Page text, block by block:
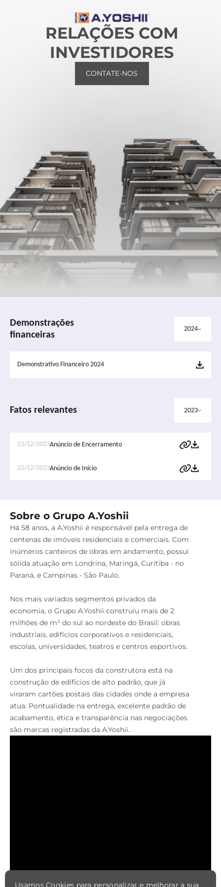
RELAÇÕES COM
INVESTIDORES
CONTATE-NOS
Demonstrações
financeiras
2024
Demonstrativo Financeiro 2024
Fatos relevantes 2023
22/12/2023Anúncio de Encerramento
22/12/2023Anúncio de Início
Sobre o Grupo A.Yoshii
Há 58 anos, a A.Yoshii é responsável pela entrega de
centenas de imóveis residenciais e comerciais. Com
inúmeros canteiros de obras em andamento, possui
sólida atuação em Londrina, Maringá, Curitiba - no
Paraná, e Campinas - São Paulo.
Nos mais variados segmentos privados da
economia, o Grupo A.Yoshii construiu mais de 2
milhões de m² do sul ao nordeste do Brasil: obras
industriais, edifícios corporativos e residenciais,
escolas, universidades, teatros e centros esportivos.
Um dos principais focos da construtora está na
construção de edifícios de alto padrão, que já
viraram cartões postais das cidades onde a empresa
atua. Pontualidade na entrega, excelente padrão de
acabamento, ética e transparência nas negociações
são marcas registradas da A.Yoshii.
Usamos Cookies para personalizar e melhorar a sua